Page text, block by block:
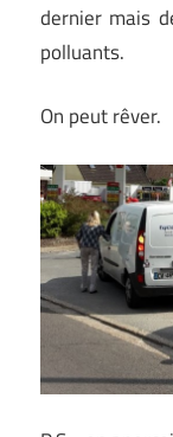
dernier mais
polluants.
On peut rêver.